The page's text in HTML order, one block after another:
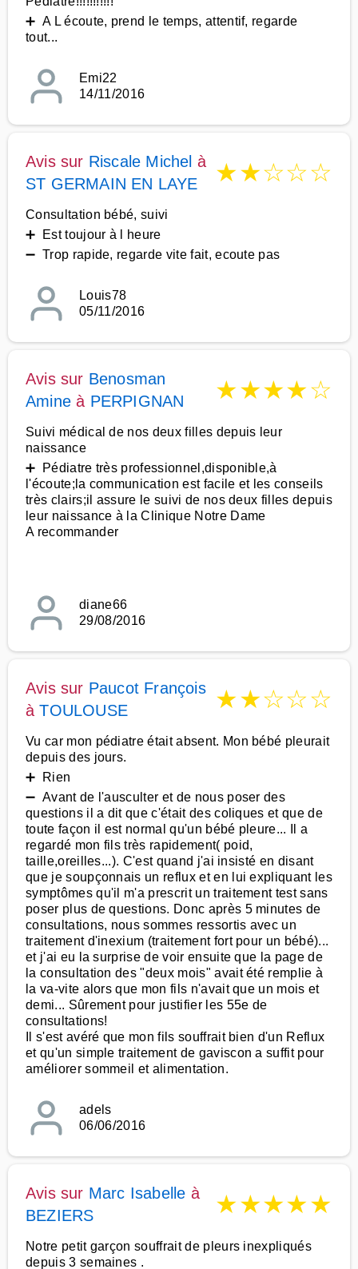
➕ A L écoute, prend le temps, attentif, regarde
tout...
Emi22
14/11/2016
Avis sur Riscale Michel à
ST GERMAIN EN LAYE
★★☆☆☆
Consultation bébé, suivi
➕ Est toujour à l heure
➖ Trop rapide, regarde vite fait, ecoute pas
Louis78
05/11/2016
Avis sur Benosman
Amine à PERPIGNAN ★★★★☆
Suivi médical de nos deux filles depuis leur
naissance
➕ Pédiatre très professionnel,disponible,à
l'écoute;la communication est facile et les conseils
très clairs;il assure le suivi de nos deux filles depuis
leur naissance à la Clinique Notre Dame
A recommander
diane66
29/08/2016
Avis sur Paucot François
àTOULOUSE ★★☆☆☆
Vu car mon pédiatre était absent. Mon bébé pleurait
depuis des jours.
➕ Rien
➖ Avant de l'ausculter et de nous poser des
questions il a dit que c'était des coliques et que de
toute façon il est normal qu'un bébé pleure... Il a
regardé mon fils très rapidement( poid,
taille,oreilles...). C'est quand j'ai insisté en disant
que je soupçonnais un reflux et en lui expliquant les
symptômes qu'il m'a prescrit un traitement test sans
poser plus de questions. Donc après 5 minutes de
consultations, nous sommes ressortis avec un
traitement d'inexium (traitement fort pour un bébé)...
et j'ai eu la surprise de voir ensuite que la page de
la consultation des "deux mois" avait été remplie à
la va-vite alors que mon fils n'avait que un mois et
demi... Sûrement pour justifier les 55e de
consultations!
Il s'est avéré que mon fils souffrait bien d'un Reflux
et qu'un simple traitement de gaviscon a suffit pour
améliorer sommeil et alimentation.
adels
06/06/2016
Avis sur Marc Isabelle à
BEZIERS
★★★★★
Notre petit garçon souffrait de pleurs inexpliqués
depuis 3 semaines .